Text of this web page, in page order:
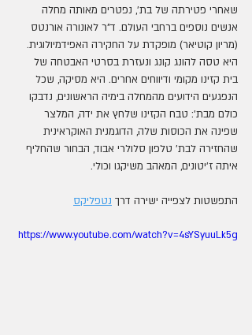
שאחרי פטירתה של בת', נפטרים מאותה מחלה
אנשים נוספים ברחבי העולם. ד"ר לאונורה אורנטס
(מריון קוטיאר) מופקדת על החקירה האפידמיולוגית.
היא טסה להונג קונג ונעזרת בסרטי האבטחה של
בית קזינו מקומי ודיווחים אחרים. היא מסיקה, שכל
הנפגעים הידועים מהמחלה בימיה הראשונים, נדבקו
כולם מבת': טבח הקזינו שלחץ את ידה, המלצר
שפינה את הכוסות שלה, הדוגמנית האוקראינית
שהחזירה לבת' טלפון סלולרי אבוד, הבחור שהחליף
איתה ז'יטונים, המאהב משיקגו וכולי.
התפשטות לצפייה ישירה דרך נטפליקס
https://www.youtube.com/watch?v=4sYSyuuLk5g